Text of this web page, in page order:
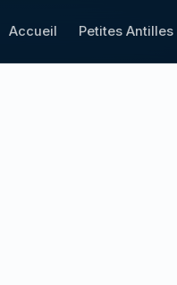
Accueil Petites Antilles